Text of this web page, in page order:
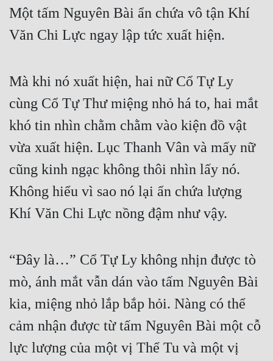
Một tấm Nguyên Bài ẩn chứa vô tận Khí
Văn Chi Lực ngay lập tức xuất hiện.
Mà khi nó xuất hiện, hai nữ Cổ Tự Ly
cùng Cổ Tự Thư miệng nhỏ há to, hai mắt
khó tin nhìn chằm chằm vào kiện đồ vật
vừa xuất hiện. Lục Thanh Vân và mấy nữ
cũng kinh ngạc không thôi nhìn lấy nó.
Không hiểu vì sao nó lại ẩn chứa lượng
Khí Văn Chi Lực nồng đậm như vậy.
“Đây là…” Cổ Tự Ly không nhịn được tò
mò, ánh mắt vẫn dán vào tấm Nguyên Bài
kia, miệng nhỏ lắp bắp hỏi. Nàng có thể
cảm nhận được từ tấm Nguyên Bài một cỗ
lực lượng của một vị Thể Tu và một vị